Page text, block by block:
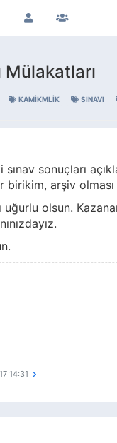
Mülakatları
KAMIKMLIK SINAVI
sonuçları
arşiv olması
uğurlu olsun.
14:31